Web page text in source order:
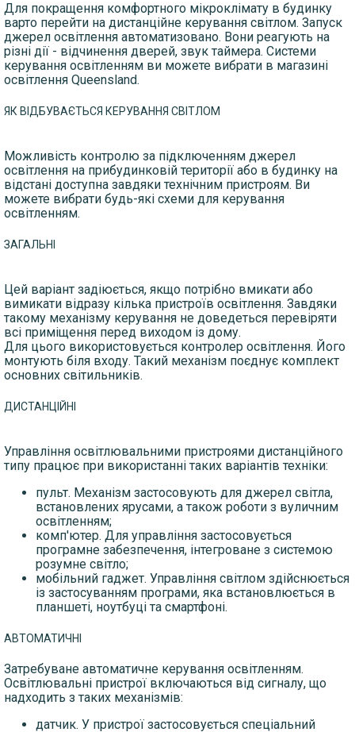
Для покращення комфортного мікроклімату в будинку
варто перейти на дистанційне керування світлом. Запуск
джерел освітлення автоматизовано. Вони реагують на
різні дії - відчинення дверей, звук таймера. Системи
керування освітленням ви можете вибрати в магазині
освітлення Queensland.
ЯК ВІДБУВАЄТЬСЯ КЕРУВАННЯ СВІТЛОМ
Можливість контролю за підключенням джерел
освітлення на прибудинковій території або в будинку на
відстані доступна завдяки технічним пристроям. Ви
можете вибрати будь-які схеми для керування
освітленням.
ЗАГАЛЬНІ
Цей варіант задіюється, якщо потрібно вмикати або
вимикати відразу кілька пристроїв освітлення. Завдяки
такому механізму керування не доведеться перевіряти
всі приміщення перед виходом із дому.
Для цього використовується контролер освітлення. Його
монтують біля входу. Такий механізм поєднує комплект
основних світильників.
ДИСТАНЦІЙНІ
Управління освітлювальними пристроями дистанційного
типу працює при використанні таких варіантів техніки:
пульт. Механізм застосовують для джерел світла,
встановлених ярусами, а також роботи з вуличним
освітленням;
комп'ютер. Для управління застосовується
програмне забезпечення, інтегроване з системою
розумне світло;
мобільний гаджет. Управління світлом здійснюється
із застосуванням програми, яка встановлюється в
планшеті, ноутбуці та смартфоні.
АВТОМАТИЧНІ
Затребуване автоматичне керування освітленням.
Освітлювальні пристрої включаються від сигналу, що
надходить з таких механізмів:
датчик. У пристрої застосовується спеціальний